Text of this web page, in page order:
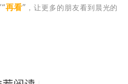
再看” ，让更多的朋友看到晨光的